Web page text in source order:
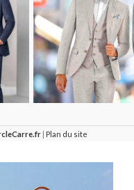
| Plan du site